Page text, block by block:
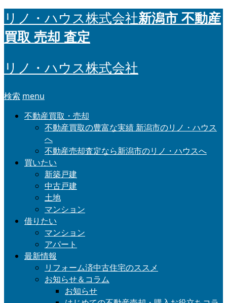
リノ・ハウス株式会社新潟市 不動産
買取 売却 査定
リノ・ハウス株式会社
検索 menu
不動産買取・売却
不動産買取の豊富な実績 新潟市のリノ・ハウス
へ
不動産売却査定なら新潟市のリノ・ハウスへ
買いたい
新築戸建
中古戸建
土地
マンション
借りたい
マンション
アパート
最新情報
リフォーム済中古住宅のススメ
お知らせ＆コラム
お知らせ